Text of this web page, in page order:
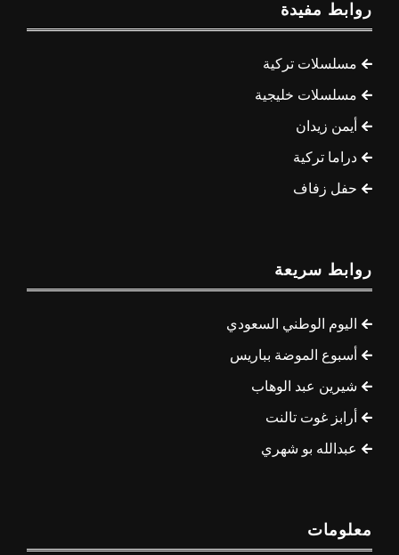
روابط مفيدة
مسلسلات تركية
مسلسلات خليجية
أيمن زيدان
دراما تركية
حفل زفاف
روابط سريعة
اليوم الوطني السعودي
أسبوع الموضة بباريس
شيرين عبد الوهاب
أرابز غوت تالنت
عبدالله بو شهري
معلومات